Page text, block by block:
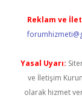
Reklam ve
Yasal Uyarı:
ve İletişim
olarak hizmet